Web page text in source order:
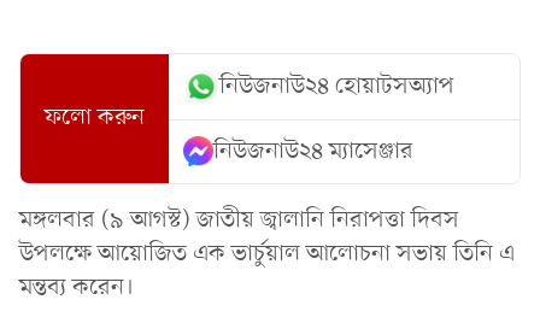
ফলো করুন
নিউজনাউ২৪ হোয়াটসঅ্যাপ
নিউজনাউ২৪ ম্যাসেঞ্জার
মঙ্গলবার (৯ আগস্ট) জাতীয় জ্বালানি নিরাপত্তা দিবস
উপলক্ষে আয়োজিত এক ভার্চুয়াল আলোচনা সভায় তিনি এ
মন্তব্য করেন।